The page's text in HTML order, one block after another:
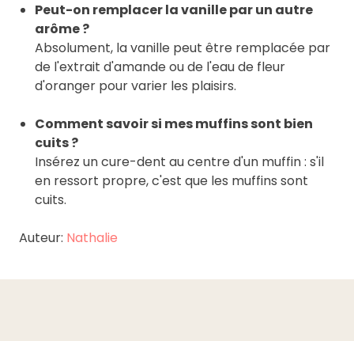
Peut-on remplacer la vanille par un autre
arôme ?
Absolument, la vanille peut être remplacée par
de l'extrait d'amande ou de l'eau de fleur
d'oranger pour varier les plaisirs.
Comment savoir si mes muffins sont bien
cuits ?
Insérez un cure-dent au centre d'un muffin : s'il
en ressort propre, c'est que les muffins sont
cuits.
Auteur: Nathalie